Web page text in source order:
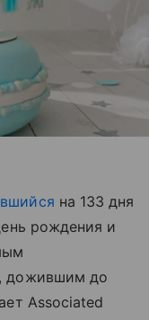
на 133 дня
рождения и
дожившим до
Associated